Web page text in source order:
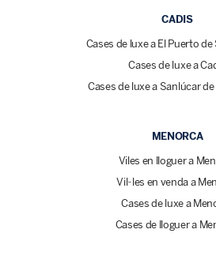
CADIS
Cases de luxe a El Puerto
Cases de luxe a
Cases de luxe a Sanlúcar
MENORCA
Viles en lloguer a
Vil·les en venda a
Cases de luxe a
Cases de lloguer a